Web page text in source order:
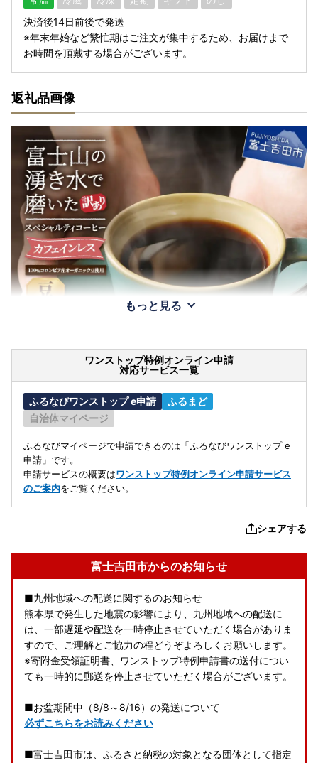
決済後14日前後で発送
※年末年始など繁忙期はご注文が集中するため、お届けまで
お時間を頂戴する場合がございます。
返礼品画像
もっと見る
ワンストップ特例オンライン申請
対応サービス一覧
ふるなびワンストップ e申請
ふるまど
自治体マイページ
ふるなびマイページで申請できるのは「ふるなびワンストップ e
申請」です。
申請サービスの概要はワンストップ特例オンライン申請サービス
のご案内をご覧ください。
シェアする
富士吉田市からのお知らせ
■九州地域への配送に関するのお知らせ
熊本県で発生した地震の影響により、九州地域への配送に
は、一部遅延や配送を一時停止させていただく場合がありま
すので、ご理解とご協力の程どうぞよろしくお願いします。
※寄附金受領証明書、ワンストップ特例申請書の送付につい
ても一時的に郵送を停止させていただく場合がございます。
■お盆期間中（8/8～8/16）の発送について
必ずこちらをお読みください
■富士吉田市は、ふるさと納税の対象となる団体として指定